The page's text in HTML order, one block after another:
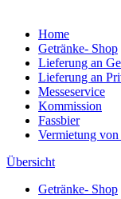
Home
Getränke- Shop
Lieferung an
Lieferung an
Messeservice
Kommission
Fassbier
Vermietung
Übersicht
Getränke- Shop